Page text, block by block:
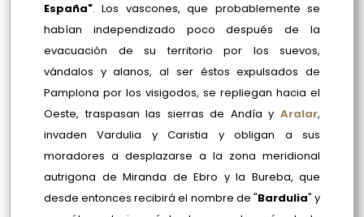
España". Los vascones, que probablemente se
habían independizado poco después de la
evacuación de su territorio por los suevos,
vándalos y alanos, al ser éstos expulsados de
Pamplona por los visigodos, se repliegan hacia el
Oeste, traspasan las sierras de Andía y Aralar,
invaden Vardulia y Caristia y obligan a sus
moradores a desplazarse a la zona meridional
autrigona de Miranda de Ebro y la Bureba, que
desde entonces recibirá el nombre de "Bardulia" y